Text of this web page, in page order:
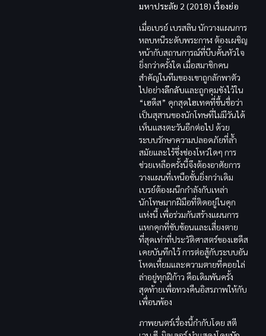
มหาประลัย 2 (2018) เรื่องย่อ
เมื่อเบรย์ เบรสลิน นักวางแผนการ
หลบหนีระดับพระกาฬ ต้องเผชิญ
หน้ากับสถานการณ์ที่บีบคั้นหัวใจ
ยิ่งกว่าครั้งใด เมื่อสมาชิกคน
สำคัญในทีมของเขาถูกลักพาตัว
ไปอย่างลึกลับและถูกคุมขังไว้ใน
“เฮดีส” คุกสุดไฮเทคที่ขึ้นชื่อว่า
เป็นสุสานของนักโทษที่ไม่มีวันได้
เห็นแสงตะวันอีกต่อไป ด้วย
ระบบรักษาความปลอดภัยที่ล้ำ
สมัยและไร้ซึ่งช่องโหว่ใดๆ การ
ช่วยเหลือครั้งนี้จึงต้องอาศัยการ
วางแผนที่เหนือชั้นยิ่งกว่าเดิม
เบรย์ต้องผนึกกำลังกับเหล่า
นักโทษมากฝีมือที่ติดอยู่ในคุก
แห่งนี้ เพื่อร่วมกันสร้างแผนการ
แหกคุกที่ซับซ้อนและเสี่ยงตาย
ที่สุดเท่าที่ประวัติศาสตร์ของเฮดีส
เคยบันทึกไว้ การต่อสู้กับระบบอัน
โหดเหี้ยมและความตายที่คอยไล่
ล่าอยู่ทุกฝีก้าว คือเดิมพันครั้ง
สุดท้ายเพื่อทวงคืนอิสรภาพให้กับ
เพื่อนพ้อง
ภาพยนตร์เรื่องนี้กำกับโดย สตี